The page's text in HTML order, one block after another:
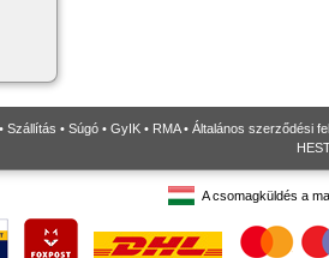
• Szállítás • Súgó • GyIK • RMA• Általános szerződési
A csomagküldés a